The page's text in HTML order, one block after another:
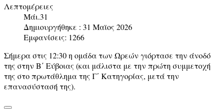
Λεπτομέρειες
Μάι.31
Δημιουργήθηκε : 31 Μαϊος 2026
Εμφανίσεις: 1266
Σήμερα στις 12:30 η ομάδα των Ωρεών γιόρτασε την άνοδό
της στην Β΄ Εύβοιας (και μάλιστα με την πρώτη συμμετοχή
της στο πρωτάθλημα της Γ΄ Κατηγορίας, μετά την
επανασύστασή της).